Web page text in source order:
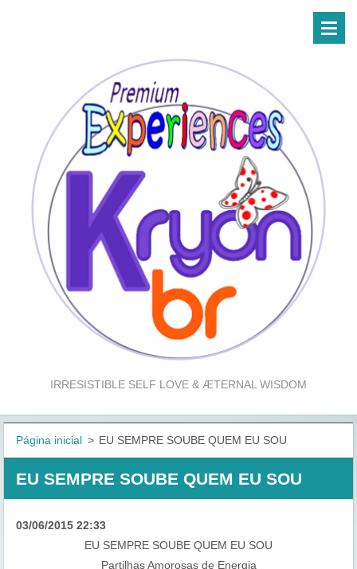
IRRESISTIBLE SELF LOVE & ÆTERNAL WISDOM
Página inicial > EU SEMPRE SOUBE QUEM EU SOU
EU SEMPRE SOUBE QUEM EU SOU
03/06/2015 22:33
EU SEMPRE SOUBE QUEM EU SOU
Partilhas Amorosas de Energia